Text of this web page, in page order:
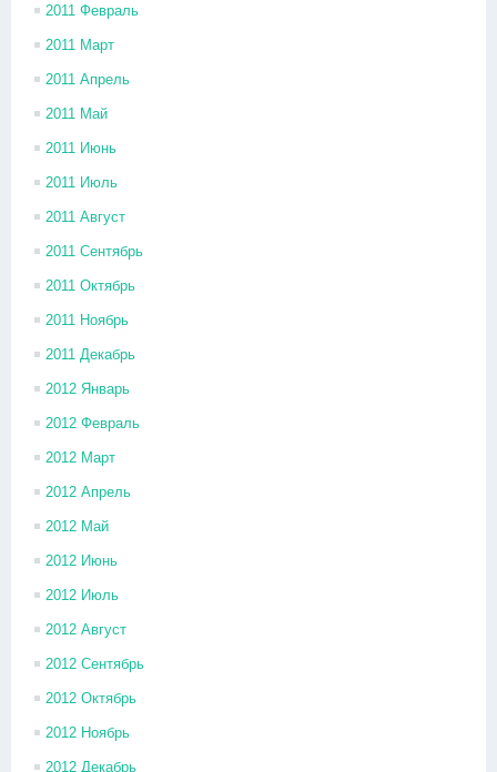
2011 Февраль
2011 Март
2011 Апрель
2011 Май
2011 Июнь
2011 Июль
2011 Август
2011 Сентябрь
2011 Октябрь
2011 Ноябрь
2011 Декабрь
2012 Январь
2012 Февраль
2012 Март
2012 Апрель
2012 Май
2012 Июнь
2012 Июль
2012 Август
2012 Сентябрь
2012 Октябрь
2012 Ноябрь
2012 Декабрь